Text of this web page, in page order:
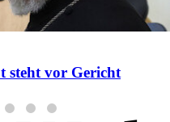
steht vor Gericht